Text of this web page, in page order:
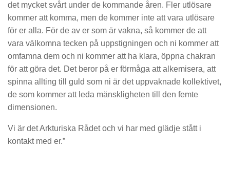
det mycket svårt under de kommande åren. Fler utlösare
kommer att komma, men de kommer inte att vara utlösare
för er alla. För de av er som är vakna, så kommer de att
vara välkomna tecken på uppstigningen och ni kommer att
omfamna dem och ni kommer att ha klara, öppna chakran
för att göra det. Det beror på er förmåga att alkemisera, att
spinna allting till guld som ni är det uppvaknade kollektivet,
de som kommer att leda mänskligheten till den femte
dimensionen.
Vi är det Arkturiska Rådet och vi har med glädje stått i
kontakt med er.”